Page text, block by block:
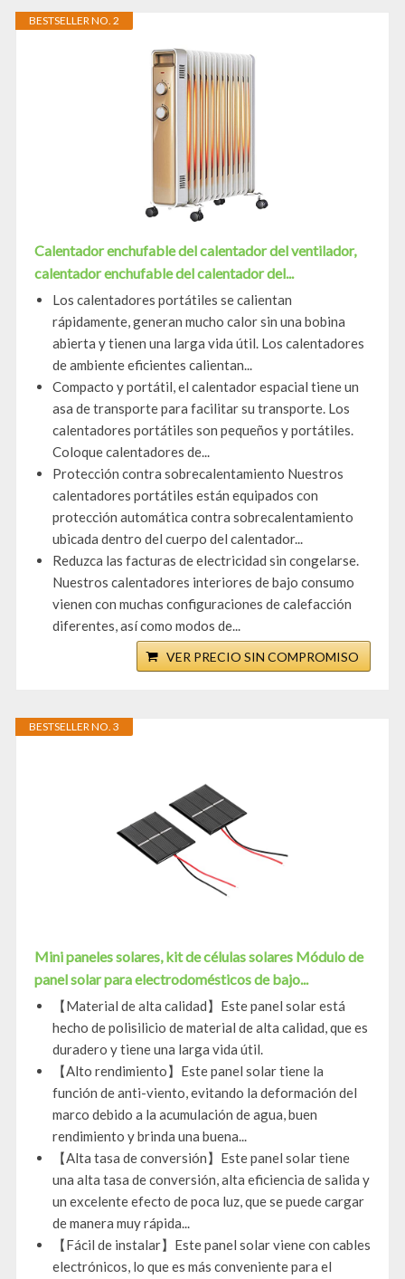
BESTSELLER NO. 2
Calentador enchufable del calentador del ventilador,
calentador enchufable del calentador del...
Los calentadores portátiles se calientan
rápidamente, generan mucho calor sin una bobina
abierta y tienen una larga vida útil. Los calentadores
de ambiente eficientes calientan...
Compacto y portátil, el calentador espacial tiene un
asa de transporte para facilitar su transporte. Los
calentadores portátiles son pequeños y portátiles.
Coloque calentadores de...
Protección contra sobrecalentamiento Nuestros
calentadores portátiles están equipados con
protección automática contra sobrecalentamiento
ubicada dentro del cuerpo del calentador...
Reduzca las facturas de electricidad sin congelarse.
Nuestros calentadores interiores de bajo consumo
vienen con muchas configuraciones de calefacción
diferentes, así como modos de...
VER PRECIO SIN COMPROMISO
BESTSELLER NO. 3
Mini paneles solares, kit de células solares Módulo de
panel solar para electrodomésticos de bajo...
【Material de alta calidad】Este panel solar está
hecho de polisilicio de material de alta calidad, que es
duradero y tiene una larga vida útil.
【Alto rendimiento】Este panel solar tiene la
función de anti-viento, evitando la deformación del
marco debido a la acumulación de agua, buen
rendimiento y brinda una buena...
【Alta tasa de conversión】Este panel solar tiene
una alta tasa de conversión, alta eficiencia de salida y
un excelente efecto de poca luz, que se puede cargar
de manera muy rápida...
【Fácil de instalar】Este panel solar viene con cables
electrónicos, lo que es más conveniente para el